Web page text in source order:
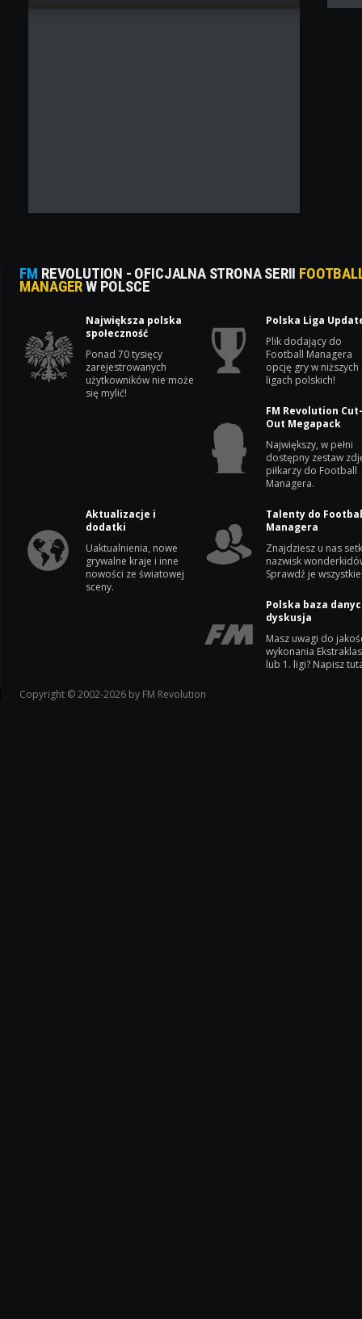
FM REVOLUTION - OFICJALNA STRONA SERII
MANAGERW POLSCE
Największa polska
społeczność
Ponad 70 tysięcy
zarejestrowanych
użytkowników nie może
się mylić!
Polska Liga
Plik dodający do
Football Managera
opcję gry w niższych
ligach polskich!
FM Revolution
Out Megapack
Największy, w pełni
dostępny zestaw
piłkarzy do Football
Managera.
Aktualizacje i
dodatki
Uaktualnienia, nowe
grywalne kraje i inne
nowości ze światowej
sceny.
Talenty do
Managera
Znajdziesz u nas
nazwisk
Sprawdź je
Polska baza
dyskusja
Masz uwagi do
wykonania
lub 1. ligi? Napisz
Copyright © 2002-2026 by FM Revolution